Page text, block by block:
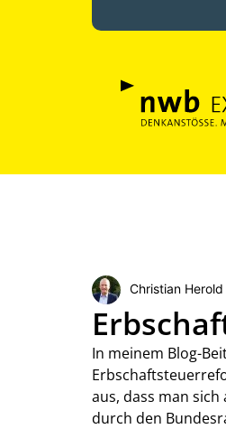
Christian Herold
In meinem Blog-
aus, dass man
durch den